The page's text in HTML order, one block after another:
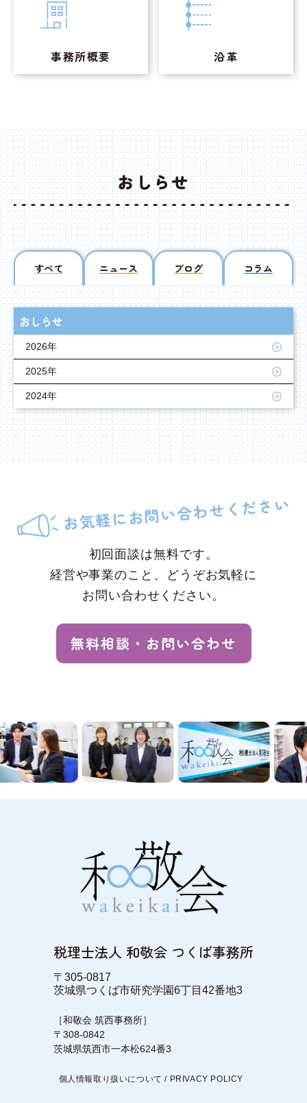
事務所概要 沿革
おしらせ
すべて ニュース ブログ コラム
おしらせ
2026年
2025年
2024年
お気軽にお問い合わせください
初回面談は無料です。
経営や事業のこと、どうぞお気軽に
お問い合わせください。
無料相談・お問い合わせ
税理士法人 和敬会 つくば事務所
〒305-0817
茨城県つくば市研究学園6丁目42番地3
［和敬会 筑西事務所］
〒308-0842
茨城県筑西市一本松624番3
個人情報取り扱いについて / PRIVACY POLICY